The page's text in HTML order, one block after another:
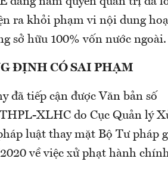
ra khỏi phạm vi nội dung
sở hữu 100% vốn nước ngoài.
ĐỊNH CÓ SAI PHẠM
đã tiếp cận được Văn bản số
XLHC do Cục Quản lý
luật thay mặt Bộ Tư pháp
về việc xử phạt hành